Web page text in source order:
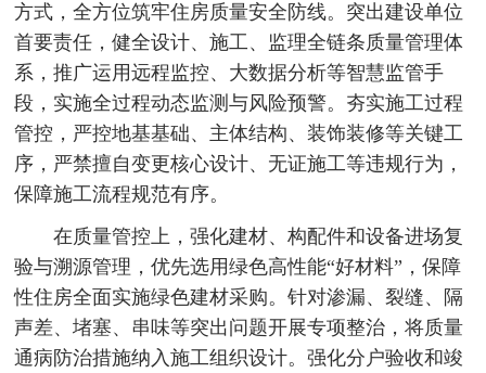
方式，全方位筑牢住房质量安全防线。突出建设单位
首要责任，健全设计、施工、监理全链条质量管理体
系，推广运用远程监控、大数据分析等智慧监管手
段，实施全过程动态监测与风险预警。夯实施工过程
管控，严控地基基础、主体结构、装饰装修等关键工
序，严禁擅自变更核心设计、无证施工等违规行为，
保障施工流程规范有序。
在质量管控上，强化建材、构配件和设备进场复
验与溯源管理，优先选用绿色高性能“好材料”，保障
性住房全面实施绿色建材采购。针对渗漏、裂缝、隔
声差、堵塞、串味等突出问题开展专项整治，将质量
通病防治措施纳入施工组织设计。强化分户验收和竣